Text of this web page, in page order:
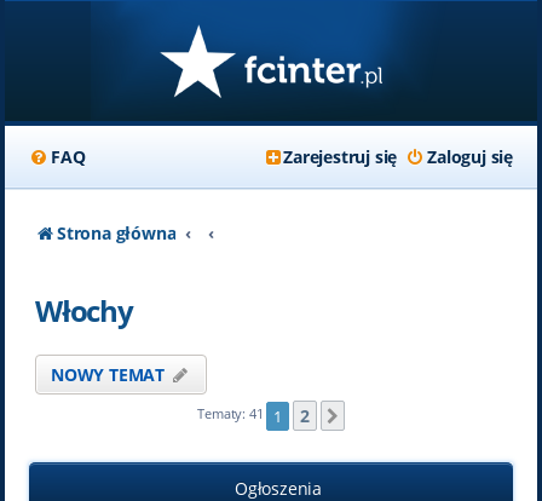
FAQ Zaloguj się
Zarejestruj się
Strona główna
Włochy
NOWY TEMAT
Tematy: 41 1 2
Ogłoszenia